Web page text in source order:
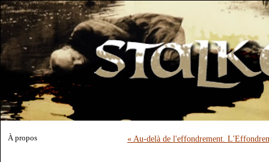
À propos « Au-delà de l'effondrement.